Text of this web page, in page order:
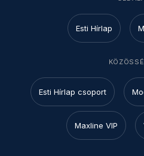
Esti Hírlap
Esti Hírlap csoport
Maxline VIP